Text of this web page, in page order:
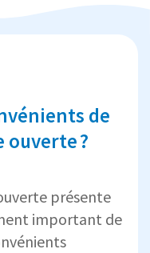
de
?
présente
important de